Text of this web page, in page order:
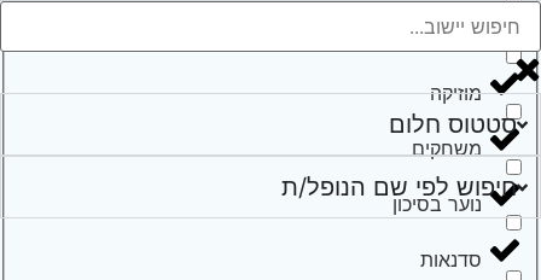
ילדים ונוער
מוזיקה
משחקים
נוער בסיכון
סדנאות
סטטוס חלום
חיפוש לפי שם הנופל/ת